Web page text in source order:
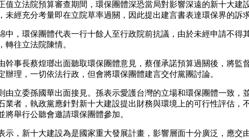
立法院預算審查期間，環保團體深恐當局對影響深遠的新十大建
未經充分考量即在立院草率過關，因此提出建言書表達環保界的訴求
，環保團體代表一行十餘人至行政院前抗議，由於未經申請不得
轉往立法院陳情。
事長蔡煌瑯出面聽取環保團體意見，蔡僅承諾預算過關後，將監
辦理，一切依法行政，但會將環保團體建言交付黨團討論。
立委孫國華出面接見。孫表示愛護台灣的立場和環保團體一致，
業者，執政黨應針對新十大建設提出財務與環境上的可行性評估，
將舉行公聽會邀請環保團體參加。
，新十大建設為是國家重大發展計畫，影響層面十分廣泛，應交